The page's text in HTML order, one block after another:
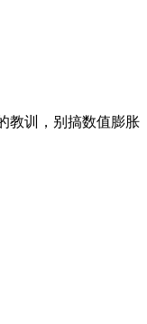
教训，别搞数值膨胀